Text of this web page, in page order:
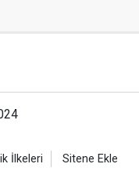
İlkeleri Sitene Ekle